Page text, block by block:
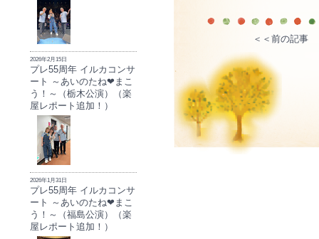
2026年2月15日
プレ55周年 イルカコンサ
ート ～あいのたね❤まこ
う！～（栃木公演）（楽
屋レポート追加！）
2026年1月31日
プレ55周年 イルカコンサ
ート ～あいのたね❤まこ
う！～（福島公演）（楽
屋レポート追加！）
＜＜前の記事